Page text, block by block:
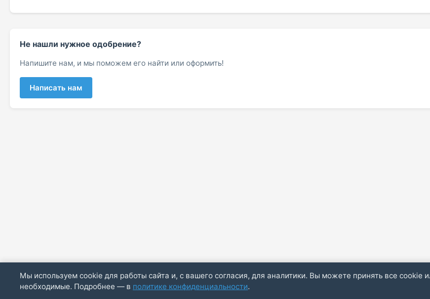
Не нашли нужное одобрение?
Напишите нам, и мы поможем его найти или оформить!
Написать нам
Мы используем cookie для работы сайта и, с вашего согласия, для аналитики. Вы можете принять все cookie
необходимые. Подробнее — в политике конфиденциальности.